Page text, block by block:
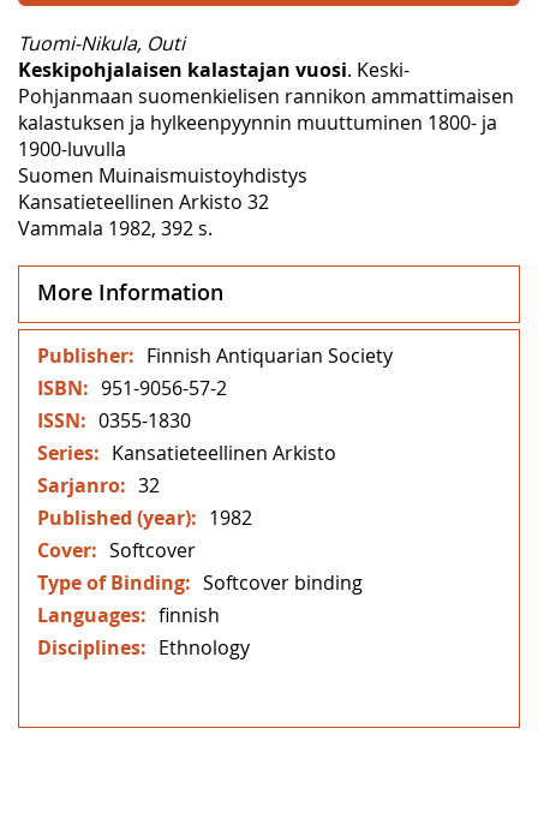
Tuomi-Nikula, Outi
Keskipohjalaisen kalastajan vuosi. Keski-
Pohjanmaan suomenkielisen rannikon ammattimaisen
kalastuksen ja hylkeenpyynnin muuttuminen 1800- ja
1900-luvulla
Suomen Muinaismuistoyhdistys
Kansatieteellinen Arkisto 32
Vammala 1982, 392 s.
More Information
More
Information
Finnish Antiquarian Society
951-9056-57-2
0355-1830
Kansatieteellinen Arkisto
32
1982
Softcover
Softcover binding
finnish
Ethnology